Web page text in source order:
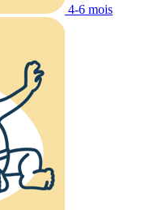
4-6 mois